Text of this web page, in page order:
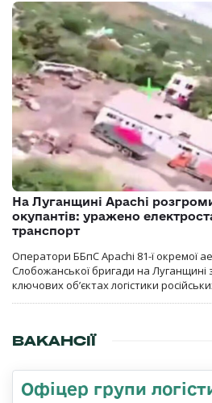
На Луганщині Apachi
окупантів: уражено
транспорт
Оператори ББпС Apachi 81-ї окремої
Слобожанської бригади на Луганщині
ключових об’єктах логістики
ВАКАНСІЇ
Офіцер групи